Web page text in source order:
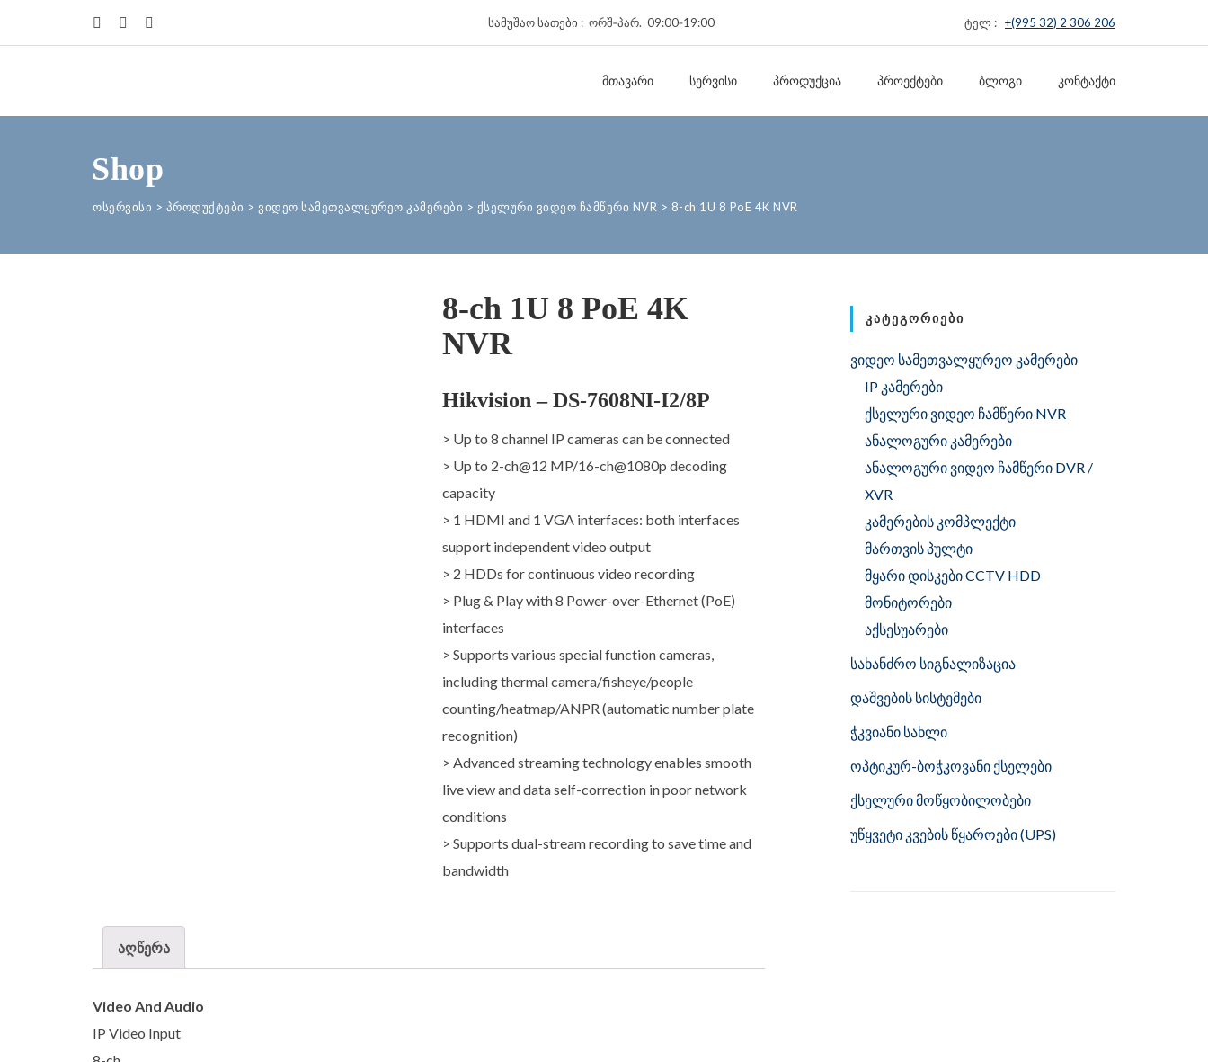
სამუშაო სათები : ორშ‑პარ. 09:00‑19:00 ტელ : +(995 32) 2 306 206
ᲛᲗᲐᲕᲐᲠᲘ ᲡᲔᲠᲕᲘᲡᲘ ᲞᲠᲝᲓᲣᲥᲪᲘᲐ ᲞᲠᲝᲔᲥᲢᲔᲑᲘ ᲑᲚᲝᲒᲘ ᲙᲝᲜᲢᲐᲥᲢᲘ
Shop
ოსერვისი > პროდუქტები > ვიდეო სამეთვალყურეო კამერები > ქსელური ვიდეო ჩამწერი NVR > 8-ch 1U 8 PoE 4K NVR
8-ch 1U 8 PoE 4K
NVR
Hikvision – DS-7608NI-I2/8P
> Up to 8 channel IP cameras can be connected
> Up to 2-ch@12 MP/16-ch@1080p decoding
capacity
> 1 HDMI and 1 VGA interfaces: both interfaces
support independent video output
> 2 HDDs for continuous video recording
> Plug & Play with 8 Power-over-Ethernet (PoE)
interfaces
> Supports various special function cameras,
including thermal camera/fisheye/people
counting/heatmap/ANPR (automatic number plate
recognition)
> Advanced streaming technology enables smooth
live view and data self-correction in poor network
conditions
> Supports dual-stream recording to save time and
bandwidth
აღწერა
Video And Audio
IP Video Input
ᲙᲐᲢᲔᲒᲝᲠᲘᲔᲑᲘ
ვიდეო სამეთვალყურეო კამერები
IP კამერები
ქსელური ვიდეო ჩამწერი NVR
ანალოგური კამერები
ანალოგური ვიდეო ჩამწერი DVR /
XVR
კამერების კომპლექტი
მართვის პულტი
მყარი დისკები CCTV HDD
მონიტორები
აქსესუარები
სახანძრო სიგნალიზაცია
დაშვების სისტემები
ჭკვიანი სახლი
ოპტიკურ-ბოჭკოვანი ქსელები
ქსელური მოწყობილობები
უწყვეტი კვების წყაროები (UPS)